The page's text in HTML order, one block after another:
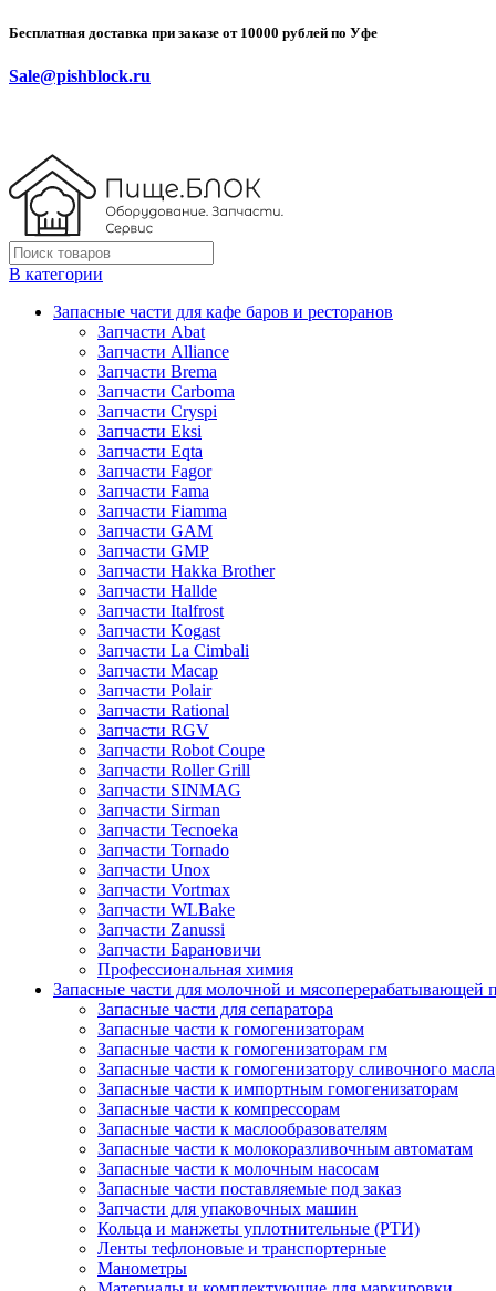
Бесплатная доставка при заказе от 10000 рублей по Уфе
Sale@pishblock.ru
В категории
Запасные части для кафе баров и ресторанов
Запчасти Abat
Запчасти Alliance
Запчасти Brema
Запчасти Carboma
Запчасти Cryspi
Запчасти Eksi
Запчасти Eqta
Запчасти Fagor
Запчасти Fama
Запчасти Fiamma
Запчасти GAM
Запчасти GMP
Запчасти Hakka Brother
Запчасти Hallde
Запчасти Italfrost
Запчасти Kogast
Запчасти La Cimbali
Запчасти Macap
Запчасти Polair
Запчасти Rational
Запчасти RGV
Запчасти Robot Coupe
Запчасти Roller Grill
Запчасти SINMAG
Запчасти Sirman
Запчасти Tecnoeka
Запчасти Tornado
Запчасти Unox
Запчасти Vortmax
Запчасти WLBake
Запчасти Zanussi
Запчасти Барановичи
Профессиональная химия
Запасные части для молочной и мясоперерабатывающей
Запасные части для сепаратора
Запасные части к гомогенизаторам
Запасные части к гомогенизаторам гм
Запасные части к гомогенизатору сливочного масла
Запасные части к импортным гомогенизаторам
Запасные части к компрессорам
Запасные части к маслообразователям
Запасные части к молокоразливочным автоматам
Запасные части к молочным насосам
Запасные части поставляемые под заказ
Запчасти для упаковочных машин
Кольца и манжеты уплотнительные (РТИ)
Ленты тефлоновые и транспортерные
Манометры